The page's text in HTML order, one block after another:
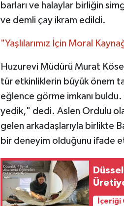
barları ve halaylar birliğin
ve demli çay ikram edildi.
"Yaşlılarımız İçin Moral
Huzurevi Müdürü Murat Köse,
tür etkinliklerin büyük önem
eğlence görme imkanı buldu.
yedik," dedi. Aslen Ordulu
gelen arkadaşlarıyla birlikte
bir deneyim olduğunu ifade
İçeriği